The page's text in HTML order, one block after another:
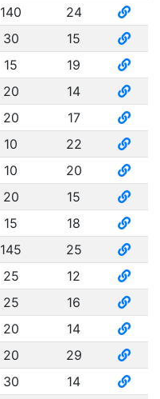
140
24
30
15
15
19
20
14
20
17
10
22
10
20
20
15
15
18
145
25
25
12
25
16
20
14
20
29
30
14